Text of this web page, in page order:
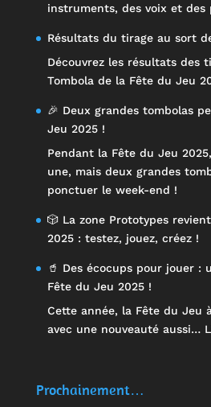
instruments, des voix et des
Résultats du tirage au sort
Découvrez les résultats des
Tombola de la Fête du Jeu
🎉 Deux grandes tombolas
Jeu 2025 !
Pendant la Fête du Jeu
une, mais deux grandes
ponctuer le week-end !
🎲 La zone Prototypes
2025 : testez, jouez, créez !
🥤 Des écocups pour jouer :
Fête du Jeu 2025 !
Cette année, la Fête du Jeu
avec une nouveauté aussi…
Prochainement…